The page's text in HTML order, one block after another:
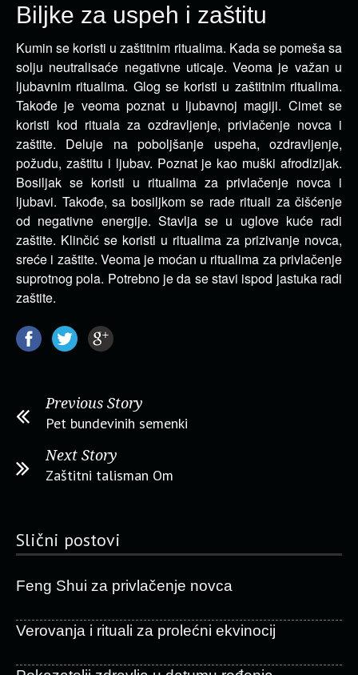
Biljke za uspeh i zaštitu
Kumin se koristi u zaštitnim ritualima. Kada se pomeša sa
solju neutralisaće negativne uticaje. Veoma je važan u
ljubavnim ritualima. Glog se koristi u zaštitnim ritualima.
Takođe je veoma poznat u ljubavnoj magiji. Cimet se
koristi kod rituala za ozdravljenje, privlačenje novca i
zaštite. Deluje na poboljšanje uspeha, ozdravljenje,
požudu, zaštitu i ljubav. Poznat je kao muški afrodizijak.
Bosiljak se koristi u ritualima za privlačenje novca i
ljubavi. Takođe, sa bosiljkom se rade rituali za čišćenje
od negativne energije. Stavlja se u uglove kuće radi
zaštite. Klinčić se koristi u ritualima za prizivanje novca,
sreće i zaštite. Veoma je moćan u ritualima za privlačenje
suprotnog pola. Potrebno je da se stavi ispod jastuka radi
zaštite.
Previous Story
Pet bundevinih semenki
Next Story
Zaštitni talisman Om
Slični postovi
Feng Shui za privlačenje novca
Verovanja i rituali za prolećni ekvinocij